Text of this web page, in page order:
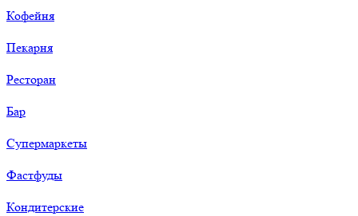
Кофейня
Пекарня
Ресторан
Бар
Супермаркеты
Фастфуды
Кондитерские